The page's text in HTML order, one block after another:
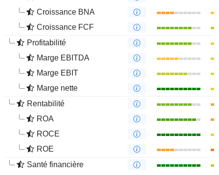
Croissance BNA
Croissance FCF
Profitabilité
Marge EBITDA
Marge EBIT
Marge nette
Rentabilité
ROA
ROCE
ROE
Santé financière